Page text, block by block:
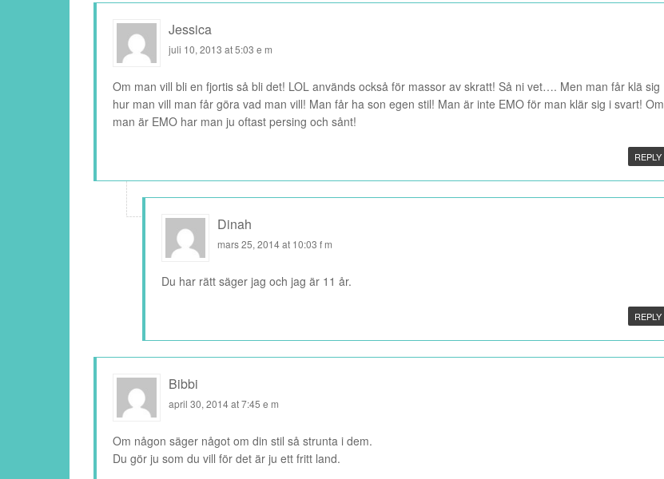
Jessica
juli 10, 2013 at 5:03 e m
Om man vill bli en fjortis så bli det! LOL används också för massor av skratt! Så ni vet…. Men man får klä sig
hur man vill man får göra vad man vill! Man får ha son egen stil! Man är inte EMO för man klär sig i svart! Om
man är EMO har man ju oftast persing och sånt!
REPLY
Dinah
mars 25, 2014 at 10:03 f m
Du har rätt säger jag och jag är 11 år.
REPLY
Bibbi
april 30, 2014 at 7:45 e m
Om någon säger något om din stil så strunta i dem.
Du gör ju som du vill för det är ju ett fritt land.